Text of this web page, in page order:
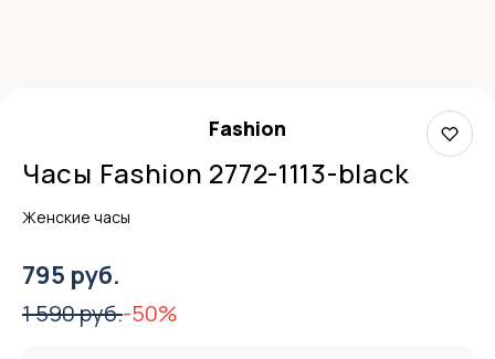
Fashion
Часы Fashion 2772-1113-black
Женские часы
795 руб.
1 590 руб.-50%